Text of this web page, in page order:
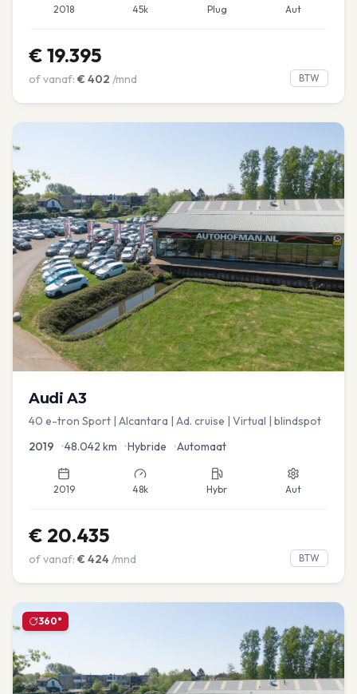
2018 45k Plug Aut
€ 19.395
of vanaf: € 402 /mnd BTW
Audi A3
40 e-tron Sport | Alcantara | Ad. cruise | Virtual | blindspot
2019 •48.042 km •Hybride •Automaat
2019 48k Hybr Aut
€ 20.435
of vanaf: € 424 /mnd BTW
360°